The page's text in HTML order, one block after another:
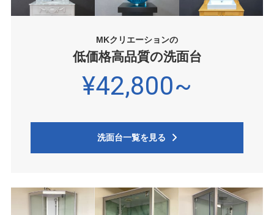
MKクリエーションの
低価格高品質の洗面台
¥42,800~
洗面台一覧を見る